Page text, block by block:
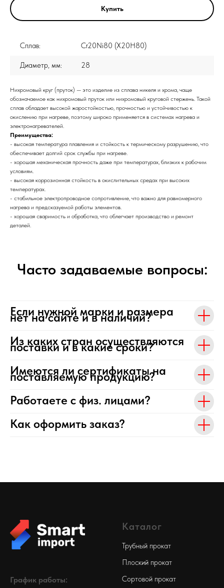
Купить
Сплав: Cr20Ni80 (Х20Н80)
Диаметр, мм: 28
Нихромовый круг (пруток) — это изделие из сплава никеля и хрома, чаще
обозначаемое как нихромовый пруток или нихромовый круговой стержень. Такой
сплав обладает высокой жаростойкостью, прочностью и устойчивостью к
окислению при нагреве, поэтому широко применяется в системах нагрева и
электронагревателей.
Преимущества:
- высокая температура плавления и стойкость к термическому разрушению, что
обеспечивает долгий срок службы при нагреве.
- хорошая механическая прочность даже при температурах, близких к рабочим
условиям.
- высокая коррозионная стойкость в окислительных средах при высоких
температурах.
- стабильное электропроводное сопротивление, что важно для равномерного
нагрева и предсказуемой работы элементов.
- хорошая сваримость и обработка, что облегчает производство и ремонт
деталей.
Часто задаваемые вопросы:
Если нужной марки и размера
нет на сайте и в наличии?
Из каких стран осуществляются
поставки и в какие сроки?
Имеются ли сертификаты на
поставляемую продукцию?
Работаете с физ. лицами?
Как оформить заказ?
График работы:
Каталог
Трубный прокат
Плоский прокат
Сортовой прокат